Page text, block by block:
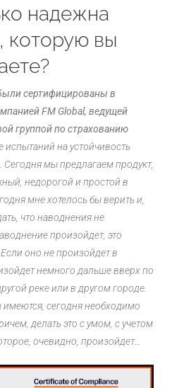
надежна
которую вы
сертифицированы в
FM Global, ведущей
группой по страхованию
испытаний на устойчивость
Сегодня мы предлагаем продукт,
недорогой и простой в
мне хотелось бы верить и,
что наводнения не
произойдет, это
оно не произойдет в
немного дальше вверх по
реке или в другом городе.
сегодня необходимо
делать это с умом, с учетом
очевидно, произойдет…